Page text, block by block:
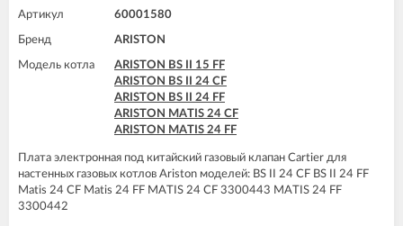
ARISTON GENUS X 24 FF
ARISTON GENUS X 30 FF
ARISTON GENUS X 32 FF
ARISTON GENUS X 35 FF
ARISTON HS X 15 CF
ARISTON HS X 15 FF
ARISTON HS X 18 FF
ARISTON HS X 24 FF
Артикул 60001580
Бренд ARISTON
Модель котла
ARISTON BS II 15 FF
ARISTON BS II 24 CF
ARISTON BS II 24 FF
ARISTON MATIS 24 CF
ARISTON MATIS 24 FF
Плата электронная под китайский газовый клапан Cartier для
настенных газовых котлов Ariston моделей: BS II 24 CF BS II 24 FF
Matis 24 CF Matis 24 FF MATIS 24 CF 3300443 MATIS 24 FF
3300442